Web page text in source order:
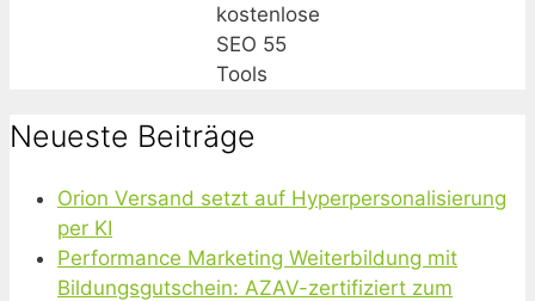
kostenlose
SEO 55
Tools
Neueste Beiträge
Orion Versand setzt auf Hyperpersonalisierung
per KI
Performance Marketing Weiterbildung mit
Bildungsgutschein: AZAV-zertifiziert zum